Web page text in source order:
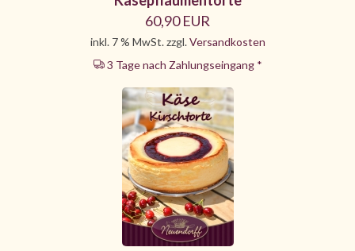
60,90 EUR
inkl. 7 % MwSt. zzgl.Versandkosten
3 Tage nach Zahlungseingang *